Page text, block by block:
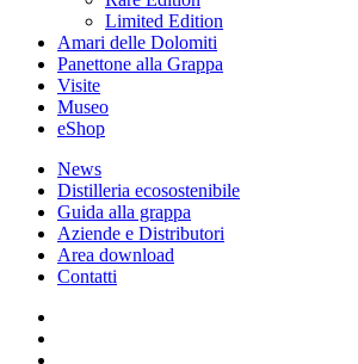
Limited Edition
Amari delle Dolomiti
Panettone alla Grappa
Visite
Museo
eShop
News
Distilleria ecosostenibile
Guida alla grappa
Aziende e Distributori
Area download
Contatti